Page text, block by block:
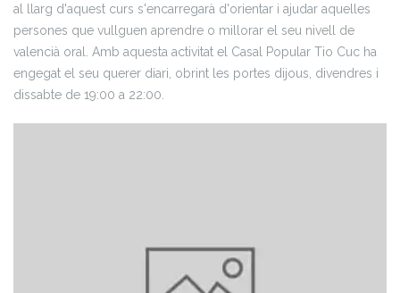
al llarg d'aquest curs s'encarregarà d'orientar i ajudar aquelles
persones que vullguen aprendre o millorar el seu nivell de
valencià oral. Amb aquesta activitat el Casal Popular Tio Cuc ha
engegat el seu querer diari, obrint les portes dijous, divendres i
dissabte de 19:00 a 22:00.